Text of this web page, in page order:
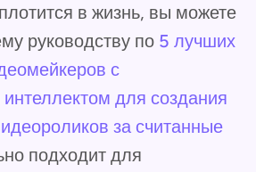
в жизнь, вы можете
руководству по 5 лучших
с
для создания
за считанные
подходит для